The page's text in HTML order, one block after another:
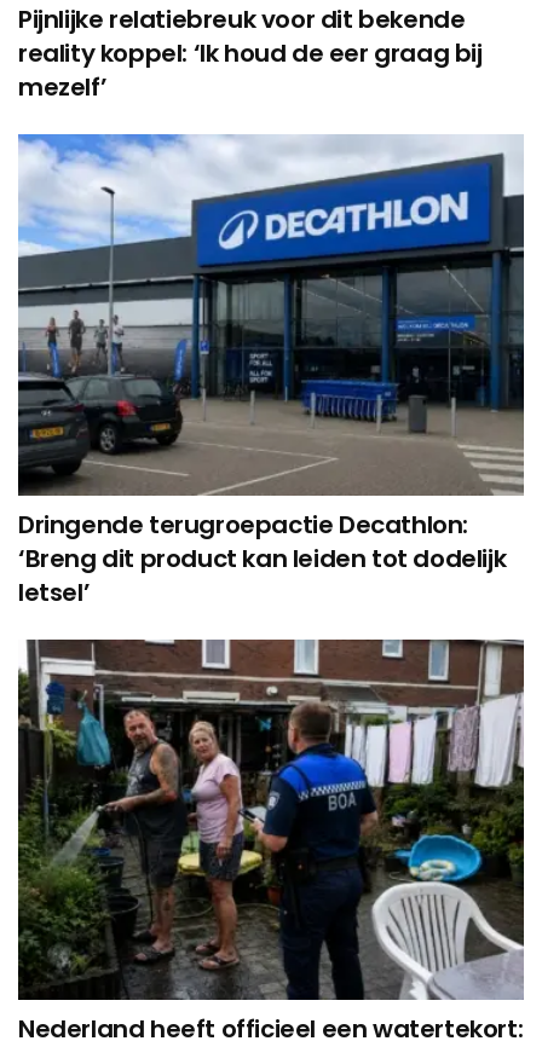
Pijnlijke relatiebreuk voor dit bekende
reality koppel: ‘Ik houd de eer graag bij
mezelf’
Dringende terugroepactie Decathlon:
‘Breng dit product kan leiden tot dodelijk
letsel’
Nederland heeft officieel een watertekort: